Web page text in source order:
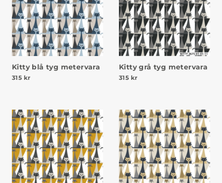
Kitty blå tyg metervara
315 kr
Kitty grå tyg metervara
315 kr